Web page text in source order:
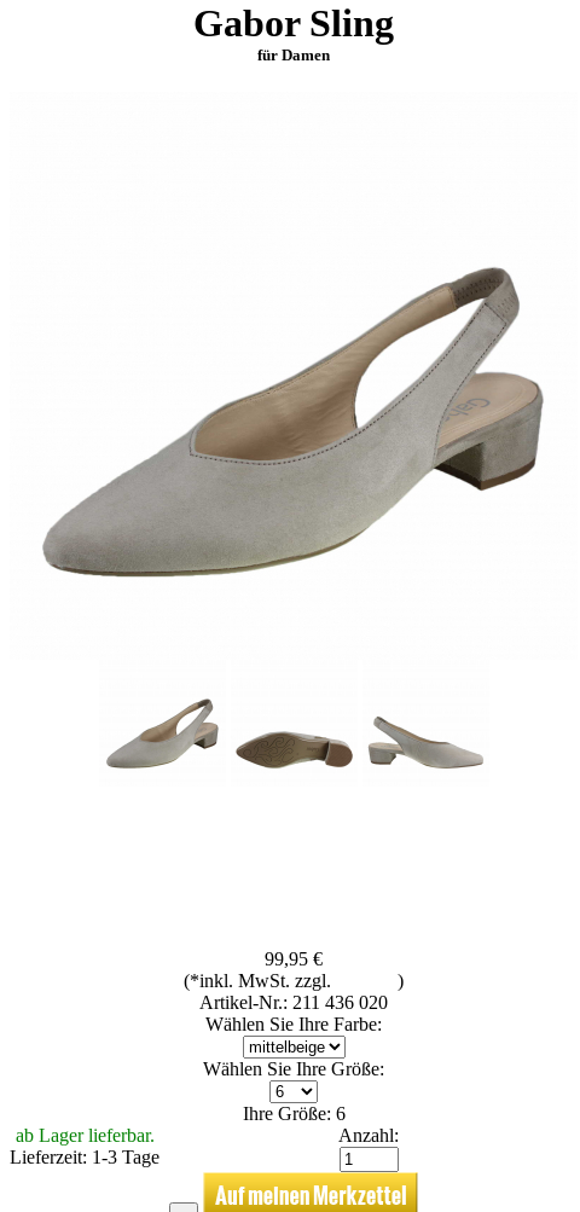
Gabor Sling
für Damen
99,95 €
(*inkl. MwSt. zzgl.
)
Artikel-Nr.: 211 436 020
Wählen Sie Ihre Farbe:
Wählen Sie Ihre Größe:
Ihre Größe: 6
ab Lager lieferbar.
Lieferzeit: 1-3 Tage
Anzahl: